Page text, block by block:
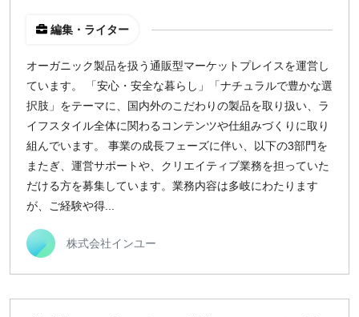
編集・ライター
オーガニック製品を扱う通販型マーケットプレイスを運営し
ています。 「安心・安全な暮らし」「ナチュラルで豊かな選
択肢」をテーマに、国内外のこだわりの製品を取り扱い、ラ
イフスタイル全体に関わるコンテンツや仕組みづくりに取り
組んでいます。 事業の成長フェーズに伴い、以下の3部門を
またぎ、運営サポートや、クリエイティブ業務を担っていた
だける方を募集しています。業務内容は多岐にわたります
が、ご経験や得...
株式会社インユー